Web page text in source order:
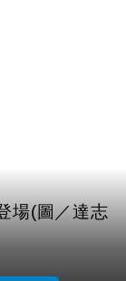
場(圖／達志